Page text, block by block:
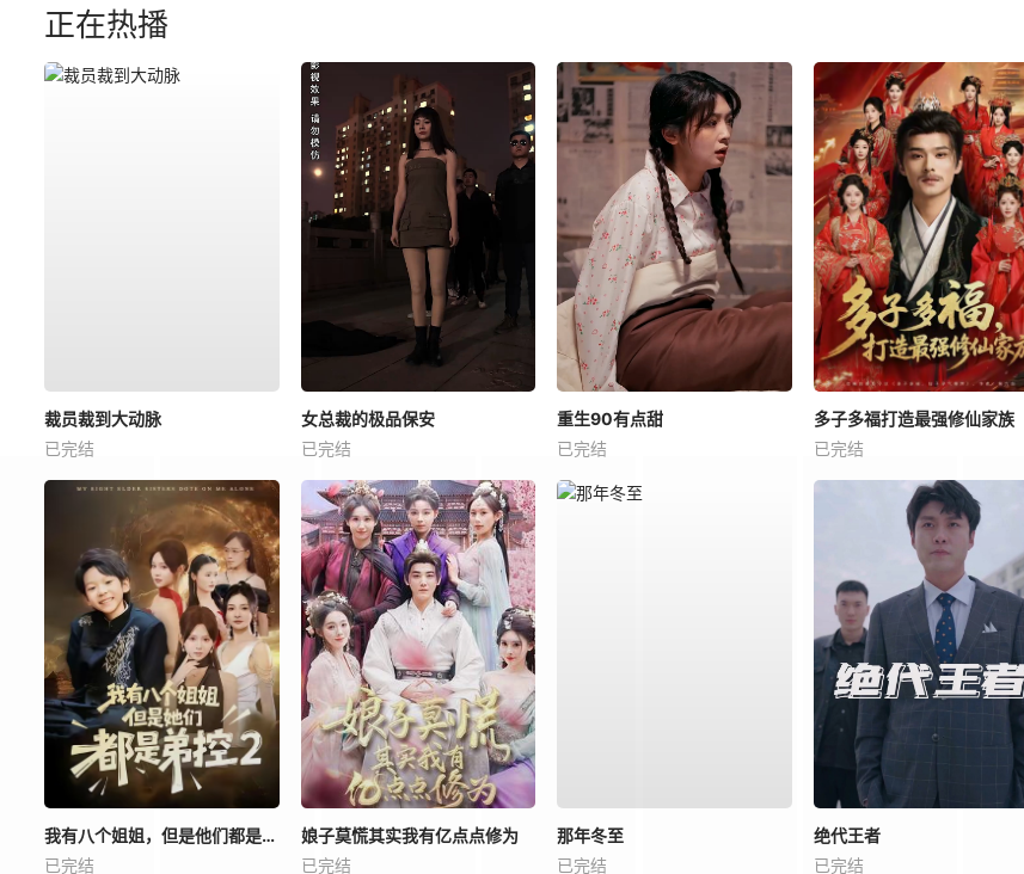
正在热播
裁员裁到大动脉
已完结
女总裁的极品保安
已完结
重生90有点甜
已完结
多子多福打造最强修仙家族
已完结
我有八个姐姐，但是他们都是弟控2
已完结
娘子莫慌其实我有亿点点修为
已完结
那年冬至
已完结
绝代王者
已完结